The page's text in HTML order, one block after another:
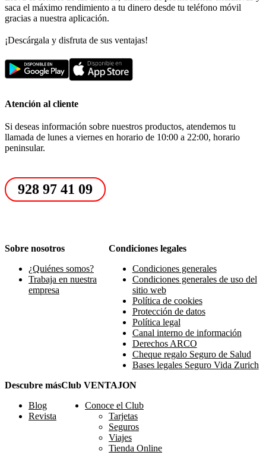
saca el máximo rendimiento a tu dinero desde tu teléfono móvil
gracias a nuestra aplicación.
¡Descárgala y disfruta de sus ventajas!
Atención al cliente
Si deseas información sobre nuestros productos, atendemos tu
llamada de lunes a viernes en horario de 10:00 a 22:00, horario
peninsular.
928 97 41 09
Sobre nosotros
¿Quiénes somos?
Trabaja en nuestra
empresa
Condiciones legales
Condiciones generales
Condiciones generales de uso del
sitio web
Política de cookies
Protección de datos
Política legal
Canal interno de información
Derechos ARCO
Cheque regalo Seguro de Salud
Bases legales Seguro Vida Zurich
Descubre más
Blog
Revista
Club VENTAJON
Conoce el Club
Tarjetas
Seguros
Viajes
Tienda Online